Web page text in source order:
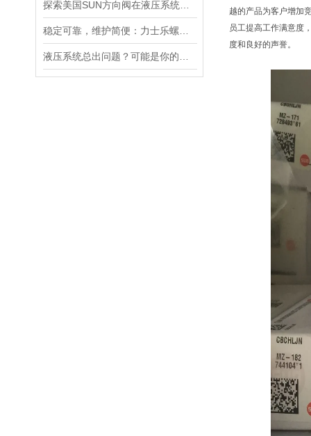
越的产品为客户增加
员工提高工作满意度
度和良好的声誉。